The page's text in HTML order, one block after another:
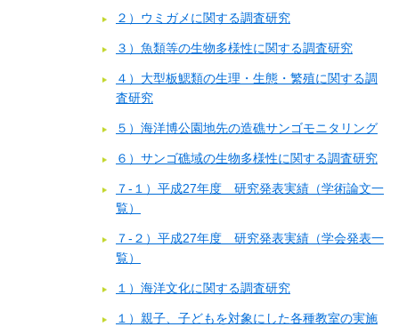
２）ウミガメに関する調査研究
３）魚類等の生物多様性に関する調査研究
４）大型板鰓類の生理・生態・繁殖に関する調
査研究
５）海洋博公園地先の造礁サンゴモニタリング
６）サンゴ礁域の生物多様性に関する調査研究
７-１）平成27年度 研究発表実績（学術論文一
覧）
７-２）平成27年度 研究発表実績（学会発表一
覧）
１）海洋文化に関する調査研究
１）親子、子どもを対象にした各種教室の実施